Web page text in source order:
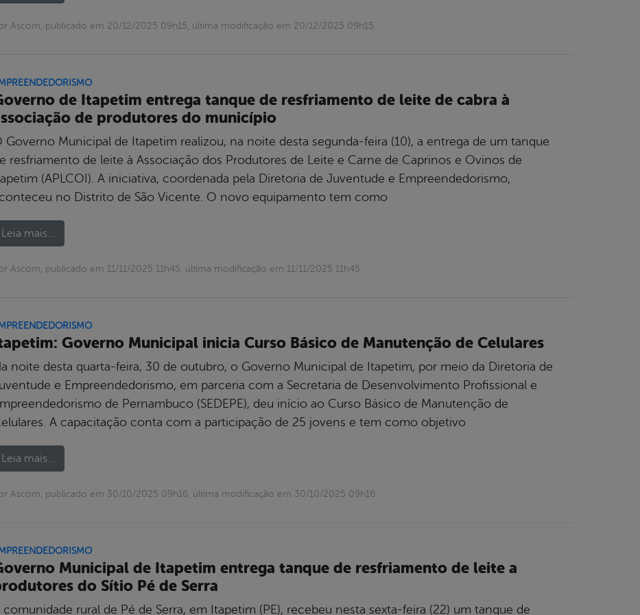
Ascom, publicado em 20/12/2025 09h15, última modificação em 20/12/2025 09h15
de Itapetim entrega tanque de resfriamento de leite de cabra à
de produtores do município
Governo Municipal de Itapetim realizou, na noite desta segunda-feira (10), a entrega de um tanque
resfriamento de leite à Associação dos Produtores de Leite e Carne de Caprinos e Ovinos de
(APLCOI). A iniciativa, coordenada pela Diretoria de Juventude e Empreendedorismo,
no Distrito de São Vicente. O novo equipamento tem como
Leia mais...
Ascom, publicado em 11/11/2025 11h45, última modificação em 11/11/2025 11h45
Governo Municipal inicia Curso Básico de Manutenção de Celulares
noite desta quarta-feira, 30 de outubro, o Governo Municipal de Itapetim, por meio da Diretoria de
e Empreendedorismo, em parceria com a Secretaria de Desenvolvimento Profissional e
de Pernambuco (SEDEPE), deu início ao Curso Básico de Manutenção de
A capacitação conta com a participação de 25 jovens e tem como objetivo
Leia mais...
Ascom, publicado em 30/10/2025 09h16, última modificação em 30/10/2025 09h16
Municipal de Itapetim entrega tanque de resfriamento de leite a
do Sítio Pé de Serra
comunidade rural de Pé de Serra, em Itapetim (PE), recebeu nesta sexta-feira (22) um tanque de